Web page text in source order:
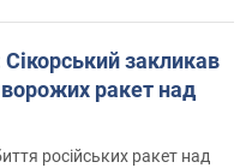
закликав
ракет над
російських ракет над